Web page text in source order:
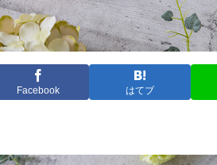
Facebook はてブ